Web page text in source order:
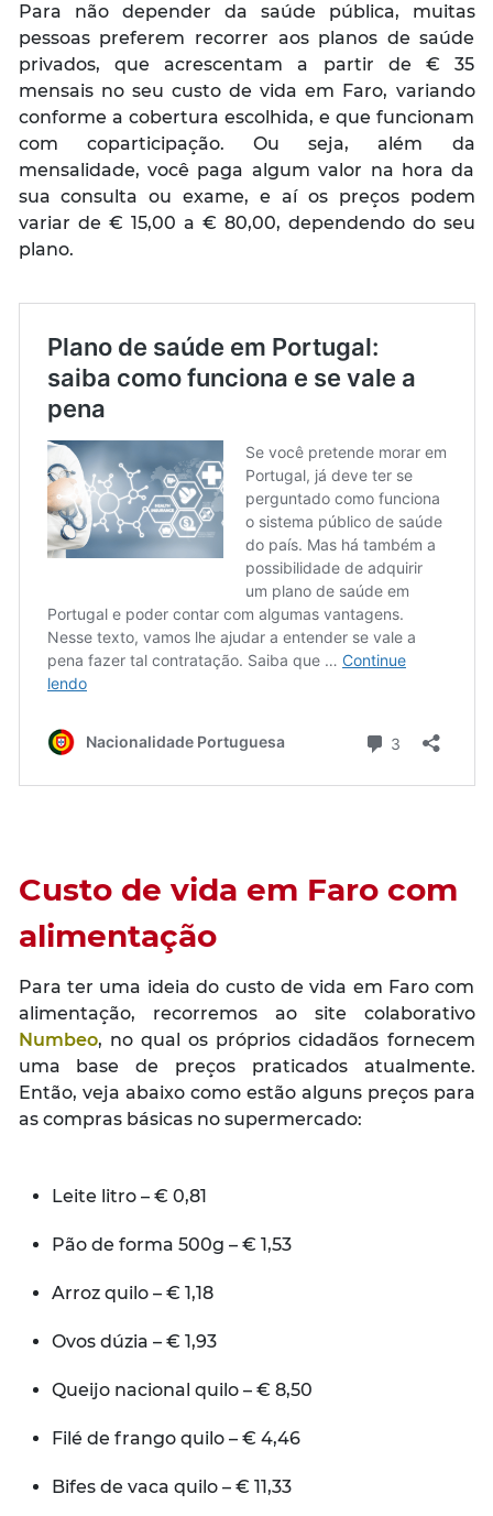
Para não depender da saúde pública, muitas
pessoas preferem recorrer aos planos de saúde
privados, que acrescentam a partir de € 35
mensais no seu custo de vida em Faro, variando
conforme a cobertura escolhida, e que funcionam
com coparticipação. Ou seja, além da
mensalidade, você paga algum valor na hora da
sua consulta ou exame, e aí os preços podem
variar de € 15,00 a € 80,00, dependendo do seu
plano.
Custo de vida em Faro com
alimentação
Para ter uma ideia do custo de vida em Faro com
alimentação, recorremos ao site colaborativo
Numbeo, no qual os próprios cidadãos fornecem
uma base de preços praticados atualmente.
Então, veja abaixo como estão alguns preços para
as compras básicas no supermercado:
Leite litro – € 0,81
Pão de forma 500g – € 1,53
Arroz quilo – € 1,18
Ovos dúzia – € 1,93
Queijo nacional quilo – € 8,50
Filé de frango quilo – € 4,46
Bifes de vaca quilo – € 11,33